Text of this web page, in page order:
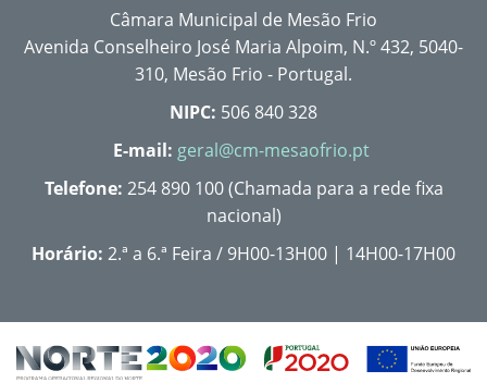
Câmara Municipal de Mesão Frio
Avenida Conselheiro José Maria Alpoim, N.º 432, 5040-
310, Mesão Frio - Portugal.
NIPC: 506 840 328
E-mail: geral@cm-mesaofrio.pt
Telefone: 254 890 100 (Chamada para a rede fixa
nacional)
Horário: 2.ª a 6.ª Feira / 9H00-13H00 | 14H00-17H00